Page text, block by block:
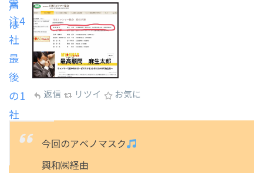
返信 リツイ お気に
今回のアベノマスク
興和㈱経由